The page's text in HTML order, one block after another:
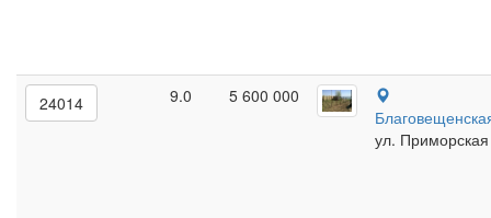
24014 9.0
5 600 000
ул. Приморская